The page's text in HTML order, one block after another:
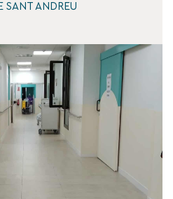
SANT ANDREU